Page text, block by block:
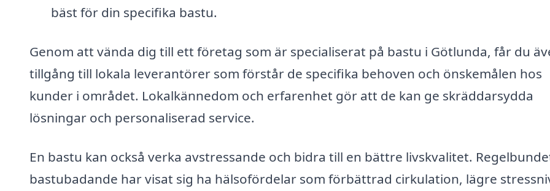
bäst för din specifika bastu.
Genom att vända dig till ett företag som är specialiserat på bastu i Götlunda, får du
tillgång till lokala leverantörer som förstår de specifika behoven och önskemålen hos
kunder i området. Lokalkännedom och erfarenhet gör att de kan ge skräddarsydda
lösningar och personaliserad service.
En bastu kan också verka avstressande och bidra till en bättre livskvalitet.
bastubadande har visat sig ha hälsofördelar som förbättrad cirkulation, lägre